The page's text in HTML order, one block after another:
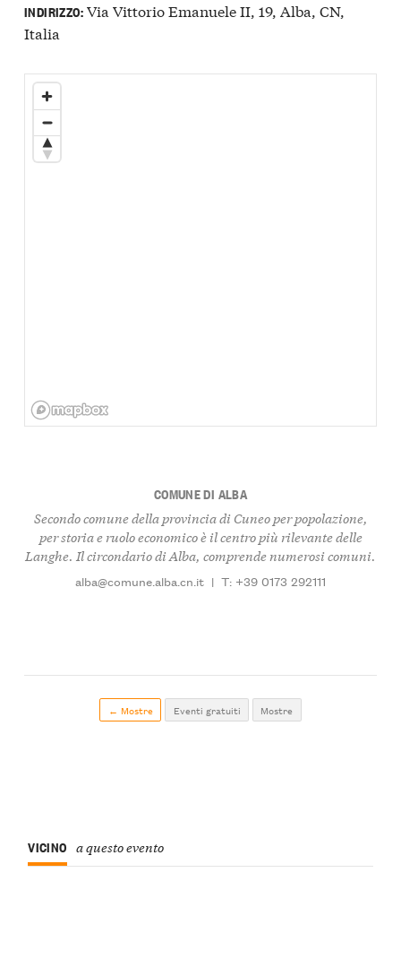
INDIRIZZO:Via Vittorio Emanuele II, 19, Alba, CN,
Italia
COMUNE DI ALBA
Secondo comune della provincia di Cuneo per popolazione,
per storia e ruolo economico è il centro più rilevante delle
Langhe. Il circondario di Alba, comprende numerosi comuni.
alba@comune.alba.cn.it | T: +39 0173 292111
← Mostre Eventi gratuiti Mostre
VICINO a questo evento